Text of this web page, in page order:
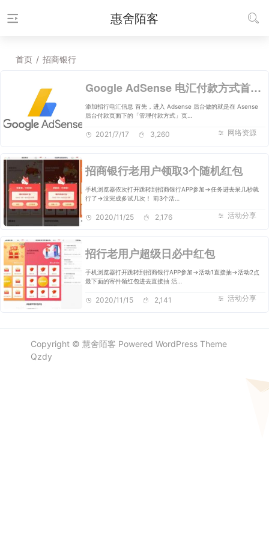
惠舍陌客
首页 / 招商银行
Google AdSense 电汇付款方式首选招商银行一卡通！
添加招行电汇信息 首先，进入 Adsense 后台做的就是在 Asense
后台付款页面下的「管理付款方式」页…
网络资源
2021/7/17 3,260
招商银行老用户领取3个随机红包
手机浏览器依次打开跳转到招商银行APP参加->任务进去呆几秒就
行了->没完成多试几次！ 前3个活…
活动分享
2020/11/25 2,176
招行老用户超级日必中红包
手机浏览器打开跳转到招商银行APP参加->活动1直接抽->活动2点
最下面的寄件领红包进去直接抽 活…
活动分享
2020/11/15 2,141
Copyright © 慧舍陌客 Powered WordPressTheme
Qzdy